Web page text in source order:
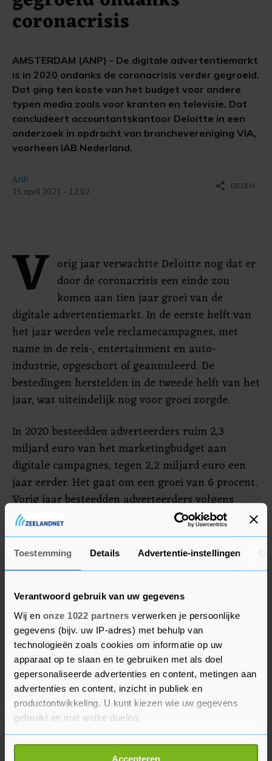
Toestemming Details Advertentie-instellingen
Verantwoord gebruik van uw gegevens
Wij en onze 1022 partners verwerken je persoonlijke
gegevens (bijv. uw IP-adres) met behulp van
technologieën zoals cookies om informatie op uw
apparaat op te slaan en te gebruiken met als doel
gepersonaliseerde advertenties en content, metingen aan
advertenties en content, inzicht in publiek en
productontwikkeling. U kunt kiezen wie uw gegevens
gebruikt en met welke doelen.
Als u het toestaat, willen we ook graag:
coronacrisis
AMSTERDAM (ANP) - De digitale advertentiemarkt
is in 2020 ondanks de coronacrisis verder gegroeid.
Dat ging ten koste van het budget voor andere
typen media zoals voor kranten en televisie. Dat
concludeert accountantskantoor Deloitte in een
onderzoek in opdracht van branchevereniging VIA,
voorheen IAB Nederland.
ANP
15 april 2021 - 12:02
share DELEN
V orig jaar verwachtte Deloitte nog dat er
door de coronacrisis een einde zou
komen aan tien jaar groei van de
digitale advertentiemarkt. In de eerste helft van
het jaar werden vele reclamecampagnes, met
name in de reis-, entertainment en auto-
industrie, opgeschort of geannuleerd. De
bestedingen herstelden in de tweede helft van het
jaar, wat uiteindelijk nog voor groei zorgde.
In 2020 besteedden adverteerders ruim 2,3
miljard euro van het marketingbudget aan
digitale campagnes, tegen 2,2 miljard euro een
jaar eerder. Het gaat om een groei van 6 procent.
Vorig jaar besteedden adverteerders volgens
Deloitte 13 procent minder marketingbudget aan
kranten en bijna 10 procent minder aan tv-
reclames.